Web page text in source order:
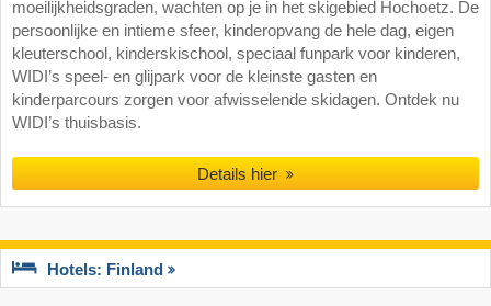
moeilijkheidsgraden, wachten op je in het skigebied Hochoetz. De
persoonlijke en intieme sfeer, kinderopvang de hele dag, eigen
kleuterschool, kinderskischool, speciaal funpark voor kinderen,
WIDI’s speel- en glijpark voor de kleinste gasten en
kinderparcours zorgen voor afwisselende skidagen. Ontdek nu
WIDI’s thuisbasis.
Details hier
Hotels: Finland